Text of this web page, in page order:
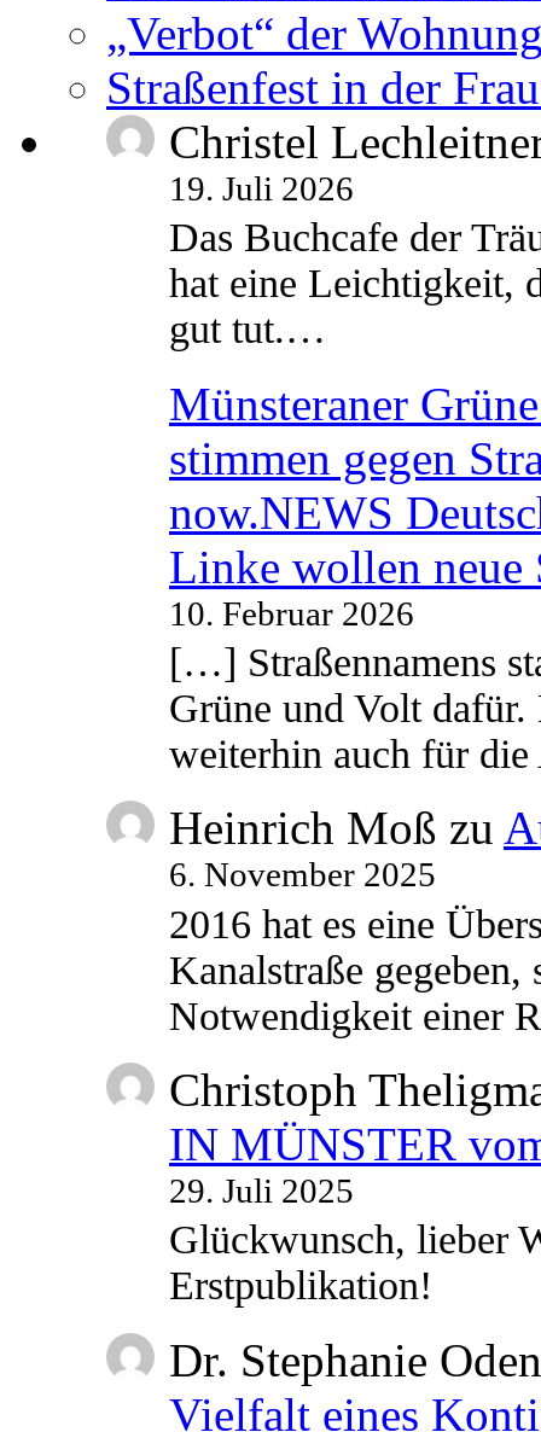
„Verbot“ der
Straßenfest in der
Christel
19. Juli 2026
Das Buchcafe der
hat eine Leichtigkeit,
gut tut.…
Münsteraner
stimmen gegen
now.NEWS
Linke wollen neue
10. Februar 2026
[…] Straßennamens
Grüne und Volt
weiterhin auch für
Heinrich Moß zu
6. November 2025
2016 hat es eine
Kanalstraße
Notwendigkeit einer
Christoph
IN MÜNSTER
29. Juli 2025
Glückwunsch, lieber
Erstpublikation!
Dr. Stephanie
Vielfalt eines